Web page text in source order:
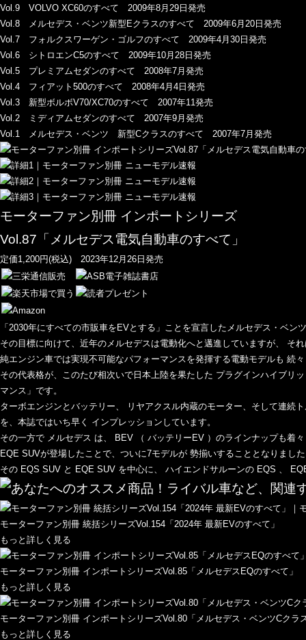
Vol.9 VOLVO XC60のすべて 2009年8月29日発売
Vol.8 メルセデス・ベンツ新型Eクラスのすべて 2009年6月20日発売
Vol.7 フォルクスワーゲン・ゴルフのすべて 2009年4月30日発売
Vol.6 シトロエンC5のすべて 2009年10月28日発売
Vol.5 プレミアムセダンのすべて 2008年7月発売
Vol.4 フィアット500のすべて 2008年4月4日発売
Vol.3 新型ボルボV70/XC70のすべて 2007年11発売
Vol.2 ミディアムセダンのすべて 2007年9月発売
Vol.1 メルセデス・ベンツ 新型Cクラスのすべて 2007年7月発売
モーターファン別冊 インポートシリーズ
Vol.87「メルセデス電気自動車のすべて」
定価1,200円(税込) 2023年12月26日発売
「2030年にすべての市販車をEVとする」ことを宣言したメルセデス・ベ
その目標に向けて、近年のメルセデスは電動化へと邁進していますが、 そ
純エンジン車では実現不可能なパフォーマンスを発揮する電動モデルも 続
その代表格が、このたび相次いで日本上陸を果たした プラグインハイブリ
マンス」です。
ターボエンジンとバッテリー、 リヤアクスル内蔵のモーター、そして連続
を、本誌ではいち早く インプレッションしています。
その一方で メルセデス は、 BEV （ バッテリーEV ）のラインナップも着
EQE SUVが登場したことで、ついに7モデルが 勢揃いすることとなりまし
その EQS SUV と EQE SUV を中心に、 ハイエンドサルーンの EQS 、
モーターファン別冊 統括シリーズVol.154「2024年 最新EVのすべて」
もっと詳しく見る
モーターファン別冊 インポートシリーズVol.85「メルセデスEQのすべて」
もっと詳しく見る
モーターファン別冊 インポートシリーズVol.80「メルセデス・ベンツCクラ
もっと詳しく見る